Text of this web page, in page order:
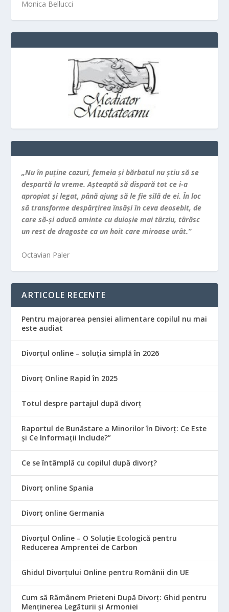
Monica Bellucci
„Nu în puţine cazuri, femeia şi bărbatul nu ştiu să se
despartă la vreme. Aşteaptă să dispară tot ce i-a
apropiat şi legat, până ajung să le fie silă de ei. În loc
să transforme despărţirea însăşi în ceva deosebit, de
care să-şi aducă aminte cu duioşie mai târziu, târăsc
un rest de dragoste ca un hoit care miroase urât.”
Octavian Paler
ARTICOLE RECENTE
Pentru majorarea pensiei alimentare copilul nu mai
este audiat
Divorțul online – soluția simplă în 2026
Divorț Online Rapid în 2025
Totul despre partajul după divorț
Raportul de Bunăstare a Minorilor în Divorț: Ce Este
și Ce Informații Include?”
Ce se întâmplă cu copilul după divorț?
Divorț online Spania
Divorț online Germania
Divorțul Online – O Soluție Ecologică pentru
Reducerea Amprentei de Carbon
Ghidul Divorțului Online pentru Românii din UE
Cum să Rămânem Prieteni După Divorț: Ghid pentru
Menținerea Legăturii și Armoniei